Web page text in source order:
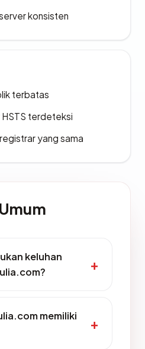
konsisten
terbatas
terdeteksi
yang sama
keluhan
memiliki